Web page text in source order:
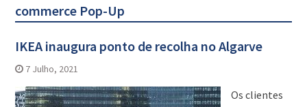
commerce Pop-Up
IKEA inaugura ponto de recolha no Algarve
7 Julho, 2021
Os clientes